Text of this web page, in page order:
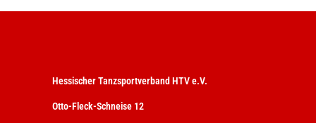
Hessischer Tanzsportverband HTV e.V.
Otto-Fleck-Schneise 12